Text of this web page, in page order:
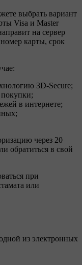
выбрать вариант
Visa и Master
на сервер
карты, срок
3D-Secure;
покупки;
в интернете;
через 20
обратиться в свой
при
или
из электронных